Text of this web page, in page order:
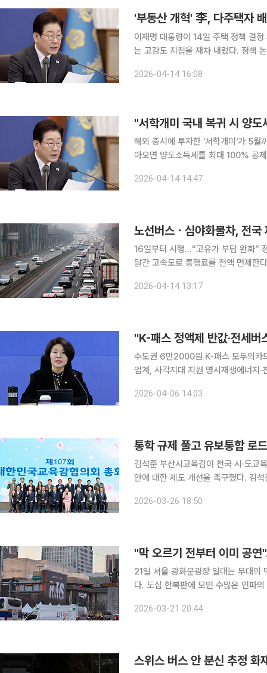
'부동산 개혁' 李, 다주택자
이재명 대통령이 14일 주택 정책 결
는 고강도 지침을 재차 내렸다. 정책
며 중동전쟁 장기화가 실물 경제와
2026-04-14 16:08
"서학개미 국내 복귀 시 양
해외 증시에 투자한 '서학개미'가 5월
아오면 양도소득세를 최대 100% 공제받을 수 있게 된다. 이재명
등) 등 법률공포안 31건, 대통령령안
2026-04-14 14:47
노선버스ㆍ심야화물차, 전
16일부터 시행…“고유가 부담 완화” 정부가 고유가로 어려움을 겪는 운송업계를 지원하기 위해 한
달간 고속도로 통행료를 전액 면제한다. 국토교통부는 노선버스와 심야 화물차를 대상으로
며 3월 26일 대통령 주재 비상경제점
2026-04-14 13:17
"K-패스 정액제 반값·전세
수도권 6만2000원 K-패스 모두의카
업계, 사각지대 지원 명시재생에너지
원인 K-패스 정액제 요금을 절반 수준
2026-04-06 14:03
통학 규제 풀고 유보통합 로
김석준 부산시교육감이 전국 시·도교
안에 대한 제도 개선을 촉구했다. 김석준 교육감은 26일 부산에서 열린 ‘제107회 대한민국 교육감
청 주관으로 26~27일 이틀간 서구
2026-03-26 18:50
"막 오르기 전부터 이미 공
21일 서울 광화문광장 일대는 무대의
다. 도심 한복판에 모인 수많은 인파
고 있었다. 반면 광장 밖에서는 표를
2026-03-21 20:44
스위스 버스 안 분신 추정